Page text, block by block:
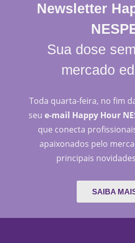
Newsletter
Sua dose
mercado
Toda quarta-feira, no fim
seue-mail Happy Hour
que conecta
apaixonados pelo
principais
SAIBA